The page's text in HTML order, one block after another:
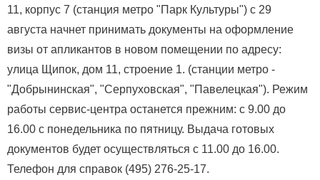
11, корпус 7 (станция метро "Парк Культуры") с 29
августа начнет принимать документы на оформление
визы от апликантов в новом помещении по адресу:
улица Щипок, дом 11, строение 1. (станции метро -
"Добрынинская", "Серпуховская", "Павелецкая"). Режим
работы сервис-центра останется прежним: с 9.00 до
16.00 с понедельника по пятницу. Выдача готовых
документов будет осуществляться с 11.00 до 16.00.
Телефон для справок (495) 276-25-17.